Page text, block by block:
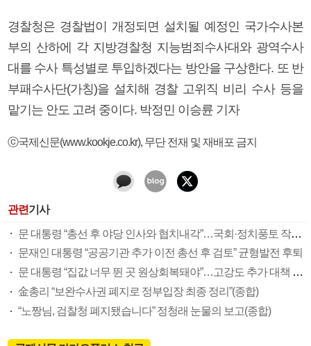
경찰청은 경찰법이 개정되면 설치될 예정인 국가수사본
부의 산하에 각 지방경찰청 지능범죄수사대와 광역수사
대를 수사 특성별로 투입하겠다는 방안을 구상한다. 또 반
부패수사단(가칭)을 설치해 경찰 고위직 비리 수사 등을
맡기는 안도 고려 중이다. 박정민 이승륜 기자
ⓒ국제신문(www.kookje.co.kr), 무단 전재 및 재배포 금지
관련기사
문 대통령 “총선 후 야당 인사와 협치내각”…국회·정치풍토 작심 비판
문재인 대통령 “공공기관 추가 이전 총선 후 검토” 균형발전 후퇴
문 대통령 “집값 너무 뛴 곳 원상회복돼야”…고강도 추가 대책 예고
金총리 “보완수사권 폐지로 정부입장 최종 정리”(종합)
“노짱님, 검찰청 폐지됐습니다” 정청래 눈물의 보고(종합)